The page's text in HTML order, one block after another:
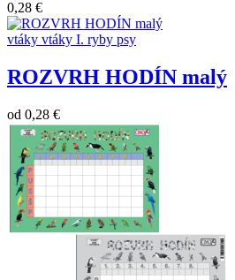
0,28 €
vtáky vtáky I. ryby psy
ROZVRH HODÍN malý
od 0,28 €